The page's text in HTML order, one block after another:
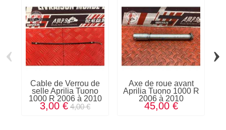
Cable de Verrou de
selle Aprilia Tuono
1000 R 2006 à 2010
3,00 € 4,00 €
Axe de roue avant
Aprilia Tuono 1000 R
2006 à 2010
45,00 €
‹ ›